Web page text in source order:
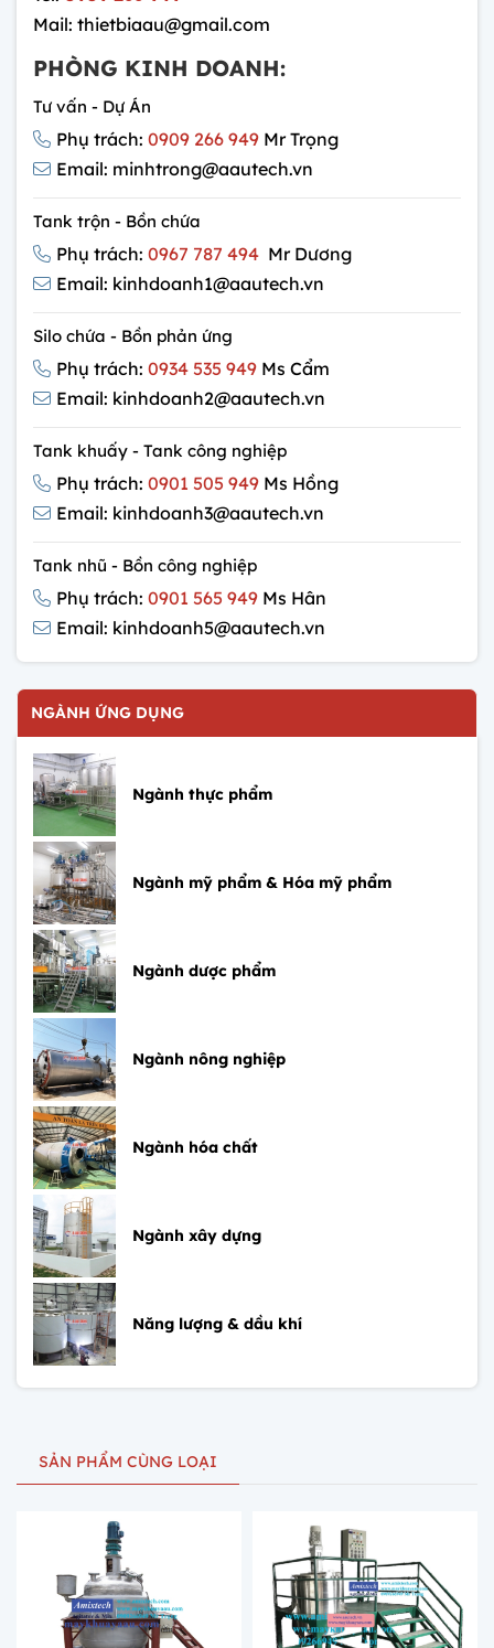
Mail: thietbiaau@gmail.com
PHÒNG KINH DOANH:
Tư vấn - Dự Án
Phụ trách: 0909 266 949 Mr Trọng
Email: minhtrong@aautech.vn
Tank trộn - Bồn chứa
Phụ trách: 0967 787 494 Mr Dương
Email: kinhdoanh1@aautech.vn
Silo chứa - Bồn phản ứng
Phụ trách: 0934 535 949 Ms Cẩm
Email: kinhdoanh2@aautech.vn
Tank khuấy - Tank công nghiệp
Phụ trách: 0901 505 949 Ms Hồng
Email: kinhdoanh3@aautech.vn
Tank nhũ - Bồn công nghiệp
Phụ trách: 0901 565 949 Ms Hân
Email: kinhdoanh5@aautech.vn
NGÀNH ỨNG DỤNG
Ngành thực phẩm
Ngành mỹ phẩm & Hóa mỹ phẩm
Ngành dược phẩm
Ngành nông nghiệp
Ngành hóa chất
Ngành xây dựng
Năng lượng & dầu khí
SẢN PHẨM CÙNG LOẠI